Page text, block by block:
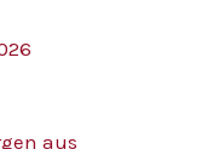
aus